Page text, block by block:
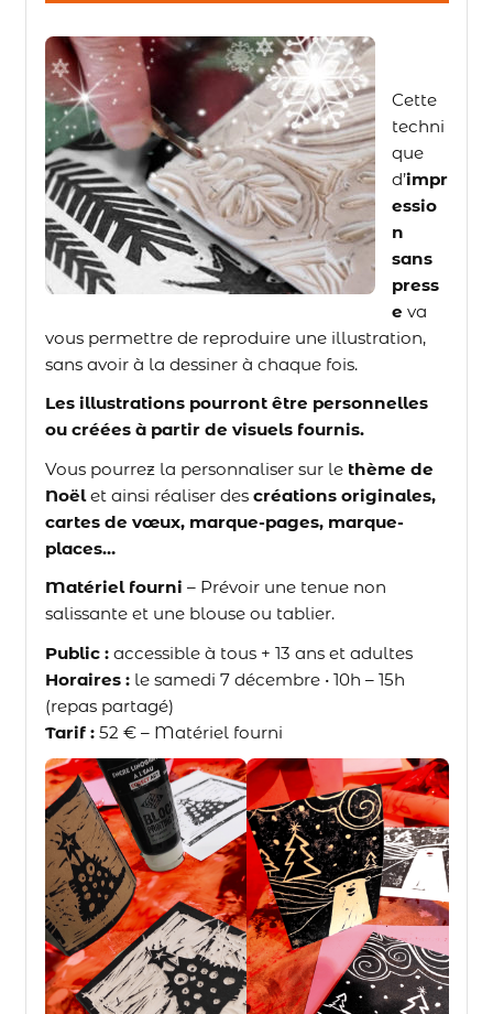
Cette
techni
que
d’impr
essio
n
sans
press
e va
vous permettre de reproduire une illustration,
sans avoir à la dessiner à chaque fois.
Les illustrations pourront être personnelles
ou créées à partir de visuels fournis.
Vous pourrez la personnaliser sur le thème de
Noëlet ainsi réaliser des créations originales,
cartes de vœux, marque-pages, marque-
places…
Matériel fourni – Prévoir une tenue non
salissante et une blouse ou tablier.
Public :accessible à tous + 13 ans et adultes
Horaires :le samedi 7 décembre • 10h – 15h
(repas partagé)
Tarif :52 € – Matériel fourni